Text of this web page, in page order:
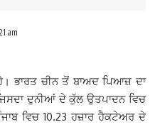
am
ਭਾਰਤ ਚੀਨ ਤੋਂ ਬਾਅਦ ਪਿਆਜ਼ ਦਾ
ਦੁਨੀਆਂ ਦੇ ਕੁੱਲ ਉਤਪਾਦਨ ਵਿਚ
ਵਿਚ 10.23 ਹਜ਼ਾਰ ਹੈਕਟੇਅਰ ਦੇ